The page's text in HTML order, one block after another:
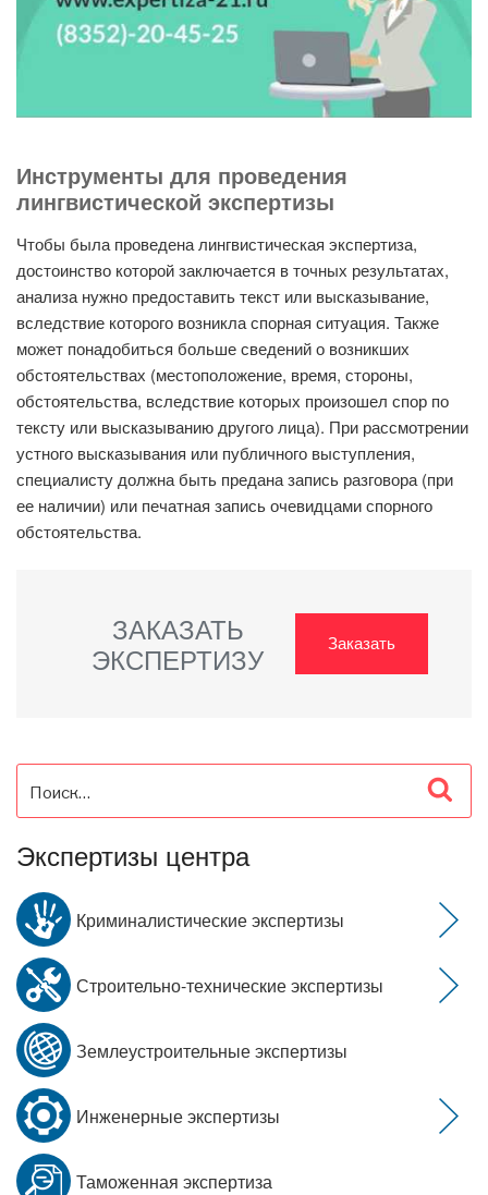
Инструменты для проведения
лингвистической экспертизы
Чтобы была проведена лингвистическая экспертиза,
достоинство которой заключается в точных результатах,
анализа нужно предоставить текст или высказывание,
вследствие которого возникла спорная ситуация. Также
может понадобиться больше сведений о возникших
обстоятельствах (местоположение, время, стороны,
обстоятельства, вследствие которых произошел спор по
тексту или высказыванию другого лица). При рассмотрении
устного высказывания или публичного выступления,
специалисту должна быть предана запись разговора (при
ее наличии) или печатная запись очевидцами спорного
обстоятельства.
ЗАКАЗАТЬ
ЭКСПЕРТИЗУ
Заказать
Экспертизы центра
Криминалистические экспертизы
Строительно-технические экспертизы
Землеустроительные экспертизы
Инженерные экспертизы
Таможенная экспертиза